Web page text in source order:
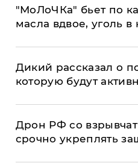
​"МоЛоЧКа" бьет по
масла вдвое, уголь в
Дикий рассказал о
которую будут
​Дрон РФ со
срочно укреплять